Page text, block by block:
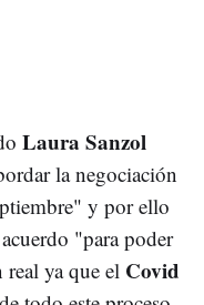
Laura Sanzol
la negociación
y por ello
"para poder
ya que el Covid